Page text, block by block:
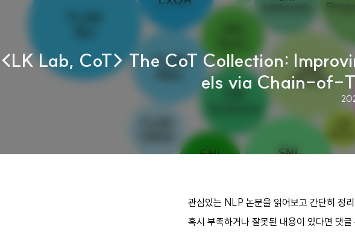
<LK Lab, CoT> The CoT Collection:
els via Chain-of-
관심있는 NLP 논문을 읽어보고 간단히
혹시 부족하거나 잘못된 내용이 있다면 댓글